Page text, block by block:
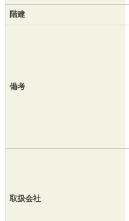
階建
備考
取扱会社